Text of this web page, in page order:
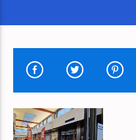
HUIDIG NUMMER
LET'S GO DANCIN'
NOVO BAND